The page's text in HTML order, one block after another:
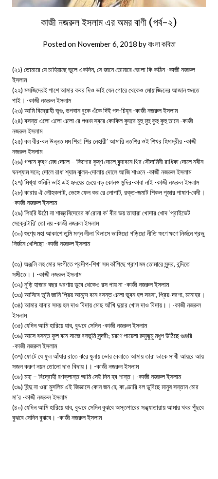
কাজী নজরুল ইসলাম এর অমর বাণী (পর্ব-২)
Posted on November 6, 2018 byবাংলা কবিতা
(২১) তোমারে যে চাহিয়াছে ভুলে একদিন, সে জানে তোমারে ভোলা কি কঠিন -কাজী নজরুল
ইসলাম
(২২) মসজিদেরই পাশে আমার কবর দিও ভাই যেন গোরে থেকেও মোয়াজ্জিনের আজান শুনতে
পাই। -কাজী নজরুল ইসলাম
(২৩) আমি বিদ্রোহী ভৃগু, ভগবান বুকে এঁকে দিই পদ-চিহ্ন -কাজী নজরুল ইসলাম
(২৪) বসন্ত এলো এলো এলো রে পঞ্চম স্বরে কোকিল কুহরে মুহু মুহু কুহু কুহু তানে -কাজী
নজরুল ইসলাম
(২৫) বল বীর-বল উন্নত মম শির! শির নেহারী’ আমারি নতশির ওই শিখর হিমাদ্রীর -কাজী
নজরুল ইসলাম
(২৬) গগনে কৃষ্ণ মেঘ দোলে – কিশোর কৃষ্ণ দোলে বৃন্দাবনে থির সৌদামিনী রাধিকা দোলে নবীন
ঘনশ্যাম সনে; দোলে রাধা শ্যাম ঝুলন-দোলায় দোলে আজি শাওনে -কাজী নজরুল ইসলাম
(২৭) মিথ্যা শুনিনি ভাই এই হৃদয়ের চেয়ে বড় কোনও মন্দির-কাবা নাই -কাজী নজরুল ইসলাম
(২৮) কারার ঐ লৌহকপাট, ভেঙ্গে ফেল কর রে লোপাট, রক্ত-জমাট শিকল পূজার পাষাণ-বেদী।
-কাজী নজরুল ইসলাম
(২৯) শিহরি উঠো না শাস্ত্রবিদেরের ক’রোনা ক’ বীর ভয় তাহারা খোদার খোদ ‘প্রাইভেট
সেক্রেটারি’ তো নয় -কাজী নজরুল ইসলাম
(৩০) শুণ্যে মহা আকাশে তুমি মগ্ন লীলা বিলাসে ভাঙ্গিছো গড়িছো নীতি ক্ষণে ক্ষণে নির্জনে প্রভু
নির্জনে খেলিছো -কাজী নজরুল ইসলাম
(৩১) অঞ্জলি লহ মোর সংগীতে প্রদীপ-শিখা সম কাঁপিছে প্রাণ মম তোমারে সুন্দর, বন্দিতে
সঙ্গীতে।। -কাজী নজরুল ইসলাম
(৩২) নুড়ি হাজার বছর ঝরণায় ডুবে থেকেও রস পায় না -কাজী নজরুল ইসলাম
(৩৩) আসিবে তুমি জানি প্রিয় আনন্দে বনে বসন্ত এলো ভুবন হল সরসা, প্রিয়-দরশা, মনোহর।
(৩৪) আমার যাবার সময় হল দাও বিদায় মোছ আঁখি দুয়ার খোল দাও বিদায়।। -কাজী নজরুল
ইসলাম
(৩৫) যেদিন আমি হারিয়ে যাব, বুঝবে সেদিন -কাজী নজরুল ইসলাম
(৩৬) আসে বসন্ত ফুল বনে সাজে বনভূমি সুন্দরী; চরণে পায়েলা রুমুঝুমু মধুপ উঠিছে গুঞ্জরি
-কাজী নজরুল ইসলাম
(৩৭) ফোটে যে ফুল আঁধার রাতে ঝরে ধুলায় ভোর বেলাতে আমায় তারা ডাকে সাথী আয়রে আয়
সজল করুণ নয়ন তোলো দাও বিদায়।। -কাজী নজরুল ইসলাম
(৩৮) মহা – বিদ্রোহী রণক্লান্ত আমি সেই দিন হব শান্ত। -কাজী নজরুল ইসলাম
(৩৯) হিন্দু না ওরা মুসলিম এই জিজ্ঞাসে কোন জন হে, কাণ্ডারি বল ডুবিছে মানুষ সন্তান মোর
মা’র -কাজী নজরুল ইসলাম
(৪০) যেদিন আমি হারিয়ে যাব, বুঝবে সেদিন বুঝবে অস্তপারের সন্ধ্যাতারায় আমার খবর পুঁছবে
বুঝবে সেদিন বুঝবে। -কাজী নজরুল ইসলাম